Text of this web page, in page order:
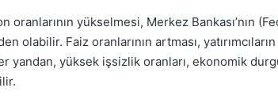
oranlarının yükselmesi, Merkez Bankası’nın
olabilir. Faiz oranlarının artması,
yandan, yüksek işsizlik oranları, ekonomik